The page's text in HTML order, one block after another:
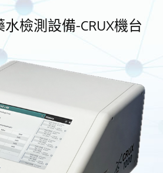
檢測設備-CRUX機台